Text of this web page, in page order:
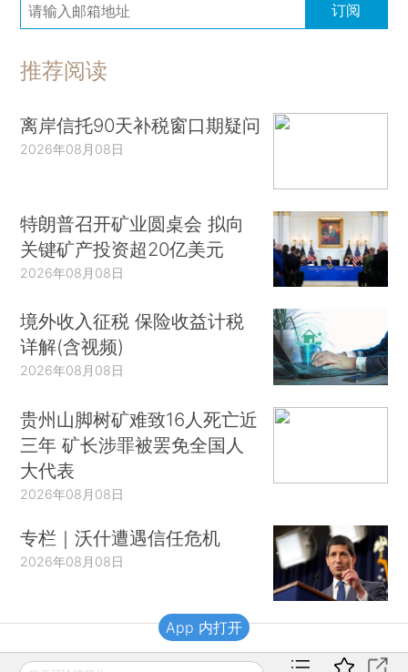
订阅
推荐阅读
离岸信托90天补税窗口期疑问
2026年08月08日
特朗普召开矿业圆桌会 拟向
关键矿产投资超20亿美元
2026年08月08日
境外收入征税 保险收益计税
详解(含视频)
2026年08月08日
贵州山脚树矿难致16人死亡近
三年 矿长涉罪被罢免全国人
大代表
2026年08月08日
专栏｜沃什遭遇信任危机
2026年08月08日
财新移动
App 内打开